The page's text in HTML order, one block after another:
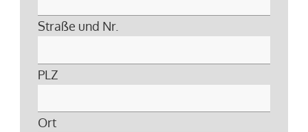
Straße und Nr.
PLZ
Ort